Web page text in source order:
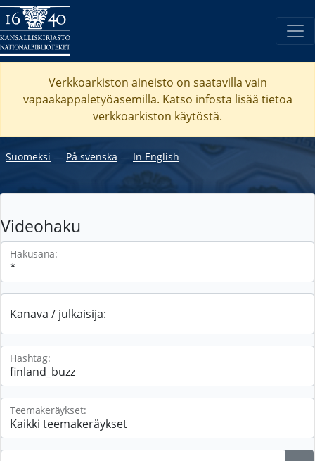
Verkkoarkiston aineisto on saatavilla vain
vapaakappaletyöasemilla. Katso infosta lisää tietoa
verkkoarkiston käytöstä.
Suomeksi ― På svenska ― In English
Videohaku
Hakusana:
Kanava / julkaisija:
Hashtag:
Teemakeräykset: